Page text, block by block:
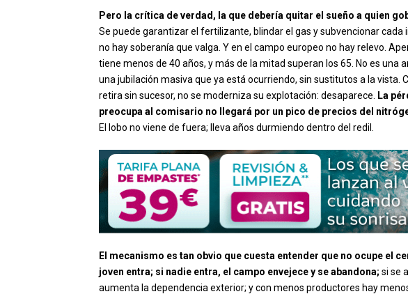
Pero la crítica de verdad, la que debería quitar el sueño a quien
Se puede garantizar el fertilizante, blindar el gas y subvencionar cada
no hay soberanía que valga. Y en el campo europeo no hay relevo.
tiene menos de 40 años, y más de la mitad superan los 65. No es una
una jubilación masiva que ya está ocurriendo, sin sustitutos a la vista.
retira sin sucesor, no se moderniza su explotación: desaparece.
La
preocupa al comisario no llegará por un pico de precios del
El lobo no viene de fuera; lleva años durmiendo dentro del redil.
El mecanismo es tan obvio que cuesta entender que no ocupe el
joven entra; si nadie entra, el campo envejece y se abandona; si se
aumenta la dependencia exterior; y con menos productores hay